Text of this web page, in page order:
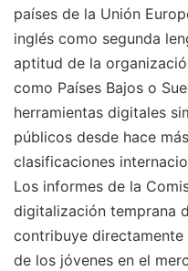
países de la Unión
inglés como segunda
aptitud de la
como Países Bajos o
herramientas digitales
públicos desde hace
clasificaciones
Los informes de la
digitalización temprana
contribuye
de los jóvenes en el